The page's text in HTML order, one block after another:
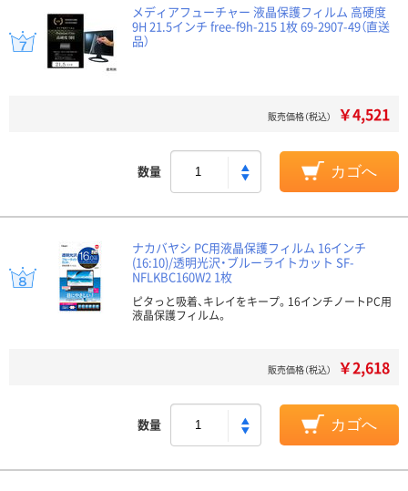
メディアフューチャー 液晶保護フィルム 高硬度
9H 21.5インチ free-f9h-215 1枚 69-2907-49（直送
品）
販売価格（税込） ￥4,521
数量 カゴへ
ナカバヤシ PC用液晶保護フィルム 16インチ
(16:10)/透明光沢・ブルーライトカット SF-
NFLKBC160W2 1枚
ピタっと吸着、キレイをキープ。16インチノートPC用
液晶保護フィルム。
販売価格（税込） ￥2,618
数量 カゴへ